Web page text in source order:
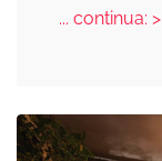
... continua: >